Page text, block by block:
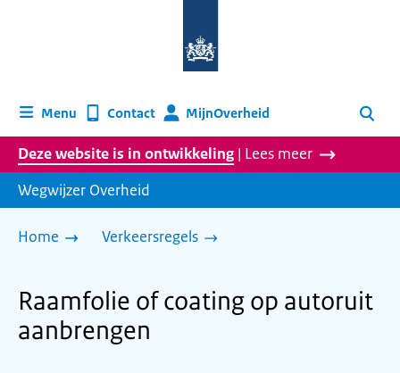
homepage
Menu Contact MijnOverheid Zoeken
Deze website is in ontwikkeling | Lees meer
Wegwijzer Overheid
Home Verkeersregels
Raamfolie of coating op autoruit
aanbrengen